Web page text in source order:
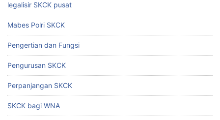
legalisir SKCK pusat
Mabes Polri SKCK
Pengertian dan Fungsi
Pengurusan SKCK
Perpanjangan SKCK
SKCK bagi WNA